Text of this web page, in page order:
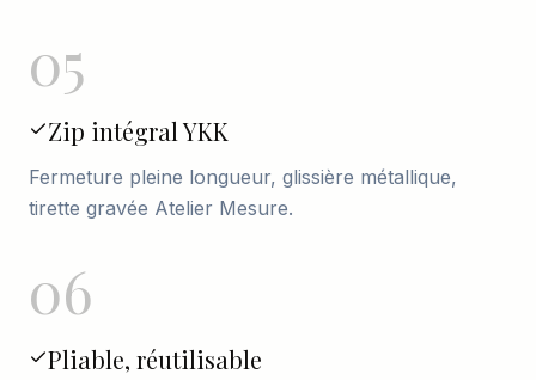
05
Zip intégral YKK
Fermeture pleine longueur, glissière métallique,
tirette gravée Atelier Mesure.
06
Pliable, réutilisable